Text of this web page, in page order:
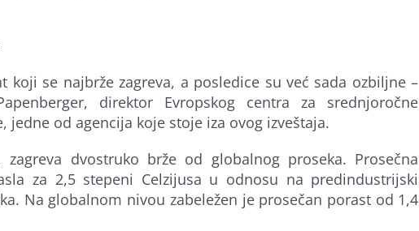
koji se najbrže zagreva, a posledice su već sada ozbiljne –
direktor Evropskog centra za srednjoročne
jedne od agencija koje stoje iza ovog izveštaja.
zagreva dvostruko brže od globalnog proseka. Prosečna
za 2,5 stepeni Celzijusa u odnosu na predindustrijski
Na globalnom nivou zabeležen je prosečan porast od 1,4